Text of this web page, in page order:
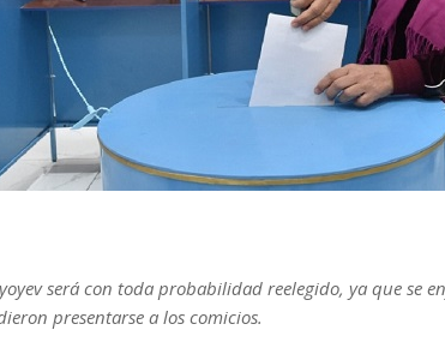
será con toda probabilidad reelegido, ya que se
presentarse a los comicios.